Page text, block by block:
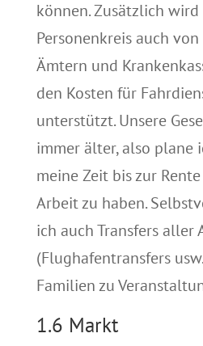
können. Zusätzlich wird
Personenkreis auch
Ämtern und
den Kosten für
unterstützt. Unsere
immer älter, also plane
meine Zeit bis zur
Arbeit zu haben.
ich auch Transfers aller
(Flughafentransfers
Familien zu
1.6 Markt